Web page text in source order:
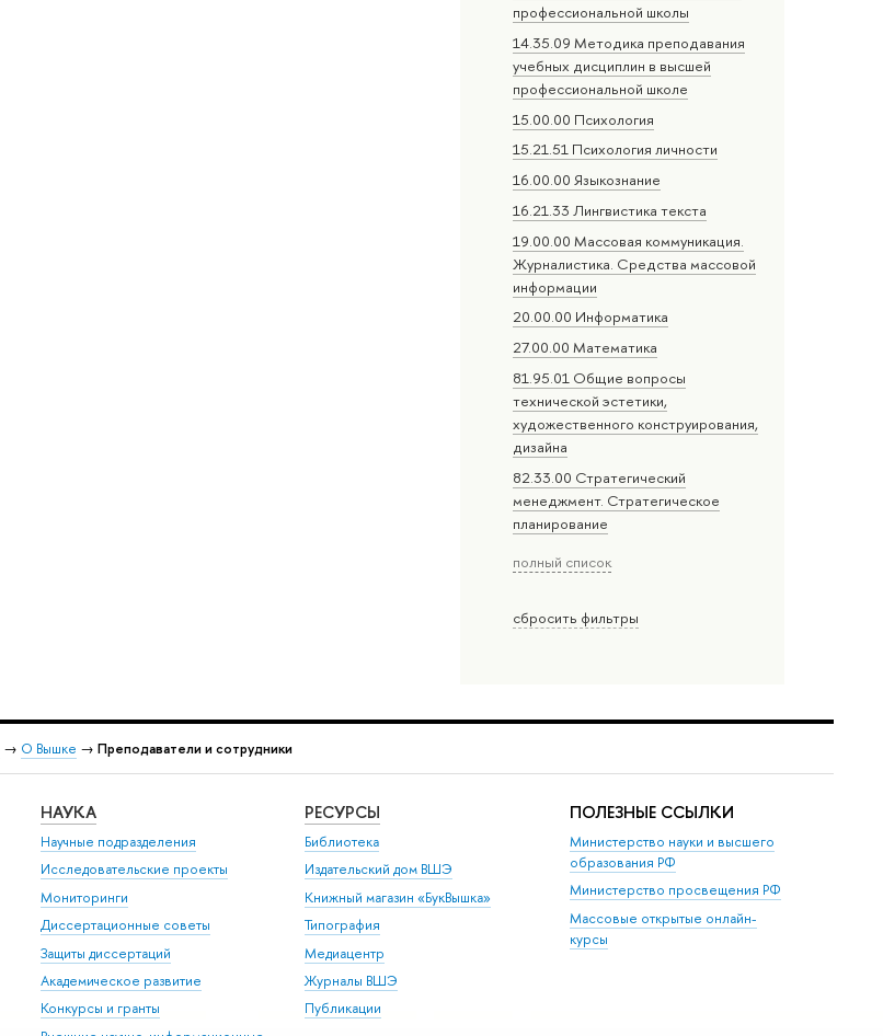
профессиональной школы
14.35.09 Методика преподавания
учебных дисциплин в высшей
профессиональной школе
15.00.00 Психология
15.21.51 Психология личности
16.00.00 Языкознание
16.21.33 Лингвистика текста
19.00.00 Массовая коммуникация.
Журналистика. Средства массовой
информации
20.00.00 Информатика
27.00.00 Математика
81.95.01 Общие вопросы
технической эстетики,
художественного конструирования,
дизайна
82.33.00 Стратегический
менеджмент. Стратегическое
планирование
полный список
сбросить фильтры
→ О Вышке → Преподаватели и сотрудники
НАУКА
Научные подразделения
Исследовательские проекты
Мониторинги
Диссертационные советы
Защиты диссертаций
Академическое развитие
Конкурсы и гранты
РЕСУРСЫ
Библиотека
Издательский дом ВШЭ
Книжный магазин «БукВышка»
Типография
Медиацентр
Журналы ВШЭ
Публикации
ПОЛЕЗНЫЕ ССЫЛКИ
Министерство науки и высшего
образования РФ
Министерство просвещения РФ
Массовые открытые онлайн-
курсы